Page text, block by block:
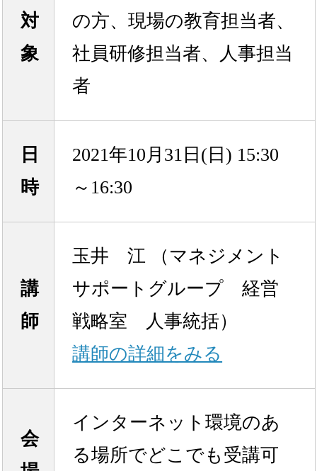
対
象
の方、現場の教育担当者、
社員研修担当者、人事担当
者
日
時
2021年10月31日(日) 15:30
～16:30
講
師
玉井 江 （マネジメント
サポートグループ 経営
戦略室 人事統括）
講師の詳細をみる
会
インターネット環境のあ
る場所でどこでも受講可